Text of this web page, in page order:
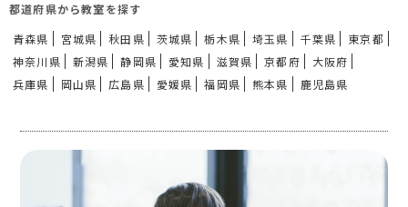
都道府県から教室を探す
青森県
宮城県 秋田県 茨城県 栃木県 埼玉県 千葉県
東京都
神奈川県
新潟県 静岡県 愛知県 滋賀県 京都府
大阪府
兵庫県
岡山県 広島県 愛媛県 福岡県 熊本県 鹿児島県